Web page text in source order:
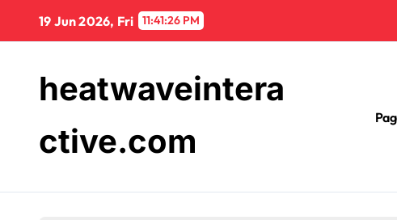
content
19 Jun 2026, Fri 11:41:27 PM
heatwaveintera
ctive.com